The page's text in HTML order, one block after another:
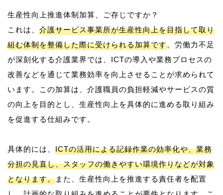
生産性向上推進体制加算、ご存じですか？
これは、 介護サービス事業所が生産性向上を目指して取り
組む体制を整備した際に受けられる加算です。労働力不足
が深刻化する介護業界では、ICTの導入や業務プロセスの
改善などを通じて業務効率を向上させることが求められて
います。この加算は、介護職員の負担軽減やサービスの質
の向上を目的とし、生産性向上を具体的に進める取り組み
を促進する仕組みです。
具体的には、 ICTの活用による記録作業の効率化や、業務
分担の見直し、スタッフの働きやすい環境作りなどが対象
となります。また、生産性向上を推進する責任者を配置